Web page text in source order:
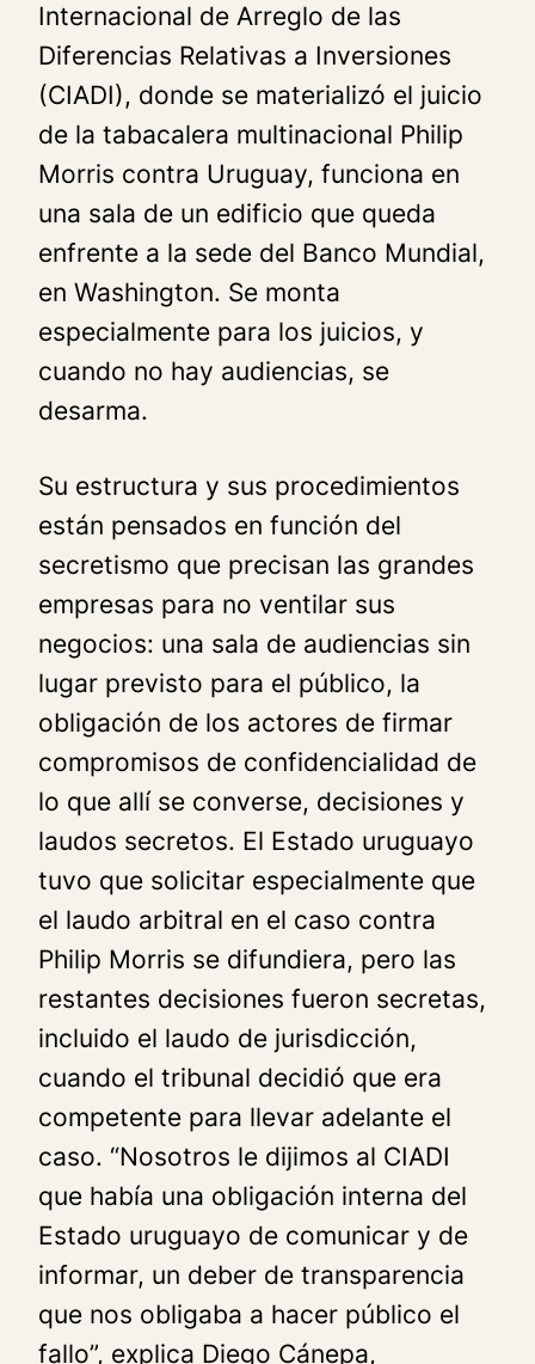
Internacional de Arreglo de las
Diferencias Relativas a Inversiones
(CIADI), donde se materializó el juicio
de la tabacalera multinacional Philip
Morris contra Uruguay, funciona en
una sala de un edificio que queda
enfrente a la sede del Banco Mundial,
en Washington. Se monta
especialmente para los juicios, y
cuando no hay audiencias, se
desarma.
Su estructura y sus procedimientos
están pensados en función del
secretismo que precisan las grandes
empresas para no ventilar sus
negocios: una sala de audiencias sin
lugar previsto para el público, la
obligación de los actores de firmar
compromisos de confidencialidad de
lo que allí se converse, decisiones y
laudos secretos. El Estado uruguayo
tuvo que solicitar especialmente que
el laudo arbitral en el caso contra
Philip Morris se difundiera, pero las
restantes decisiones fueron secretas,
incluido el laudo de jurisdicción,
cuando el tribunal decidió que era
competente para llevar adelante el
caso. “Nosotros le dijimos al CIADI
que había una obligación interna del
Estado uruguayo de comunicar y de
informar, un deber de transparencia
que nos obligaba a hacer público el
fallo”, explica Diego Cánepa,